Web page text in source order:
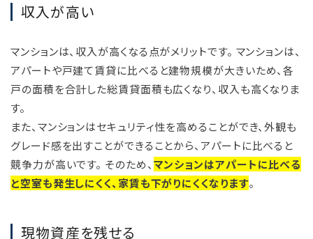
収入が高い
マンションは、収入が高くなる点がメリットです。 マンションは、
アパートや戸建て賃貸に比べると建物規模が大きいため、各
戸の面積を合計した総賃貸面積も広くなり、収入も高くなりま
す。
また、マンションはセキュリティ性を高めることができ、外観も
グレード感を出すことができることから、アパートに比べると
競争力が高いです。 そのため、 マンションはアパートに比べる
と空室も発生しにくく、家賃も下がりにくくなります。
現物資産を残せる